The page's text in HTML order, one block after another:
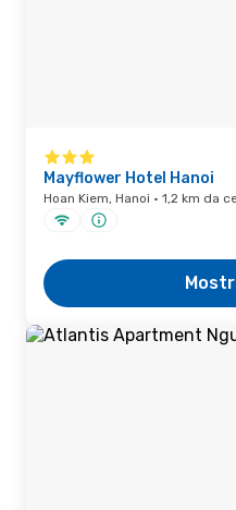
Mayflower Hotel Hanoi
Hoan Kiem, Hanoi · 1,2 km da